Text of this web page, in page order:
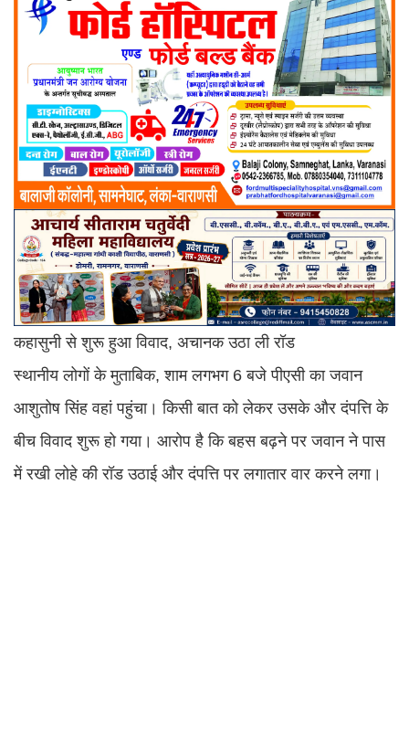
कहासुनी से शुरू हुआ विवाद, अचानक उठा ली रॉड
स्थानीय लोगों के मुताबिक, शाम लगभग 6 बजे पीएसी का जवान
आशुतोष सिंह वहां पहुंचा। किसी बात को लेकर उसके और दंपत्ति के
बीच विवाद शुरू हो गया। आरोप है कि बहस बढ़ने पर जवान ने पास
में रखी लोहे की रॉड उठाई और दंपत्ति पर लगातार वार करने लगा।